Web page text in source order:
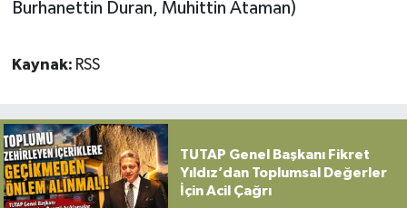
Burhanettin Duran, Muhittin Ataman)
Kaynak: RSS
TUTAP Genel Başkanı Fikret
Yıldız’dan Toplumsal Değerler
İçin Acil Çağrı